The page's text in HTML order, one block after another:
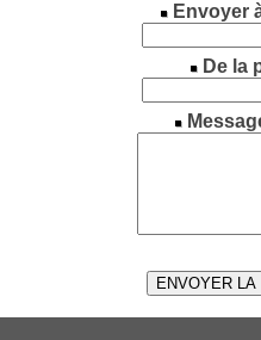
Envoyer
De la